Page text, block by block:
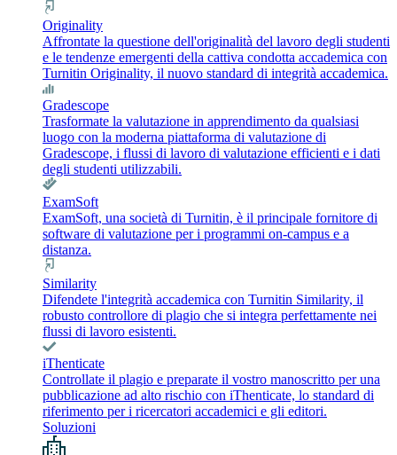
Originality
Affrontate la questione dell'originalità del lavoro degli studenti
e le tendenze emergenti della cattiva condotta accademica con
Turnitin Originality, il nuovo standard di integrità accademica.
Gradescope
Trasformate la valutazione in apprendimento da qualsiasi
luogo con la moderna piattaforma di valutazione di
Gradescope, i flussi di lavoro di valutazione efficienti e i dati
degli studenti utilizzabili.
ExamSoft
ExamSoft, una società di Turnitin, è il principale fornitore di
software di valutazione per i programmi on-campus e a
distanza.
Similarity
Difendete l'integrità accademica con Turnitin Similarity, il
robusto controllore di plagio che si integra perfettamente nei
flussi di lavoro esistenti.
iThenticate
Controllate il plagio e preparate il vostro manoscritto per una
pubblicazione ad alto rischio con iThenticate, lo standard di
riferimento per i ricercatori accademici e gli editori.
Soluzioni